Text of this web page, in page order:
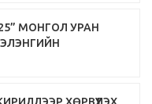
МОНГОЛ УРАН